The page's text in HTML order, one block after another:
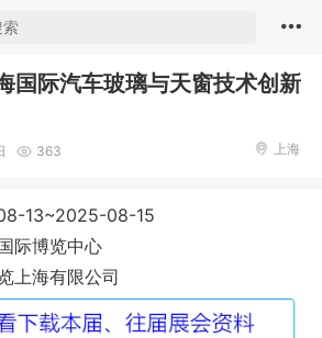
国际汽车玻璃与天窗技术创新
363 上海
13~2025-08-15
际博览中心
上海有限公司